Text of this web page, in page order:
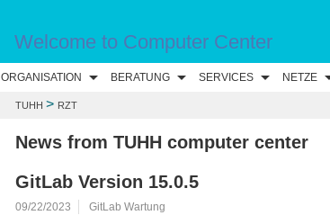
Welcome to Computer Center
ORGANISATION BERATUNG SERVICES NETZE
TUHH > RZT
News from TUHH computer center
GitLab Version 15.0.5
09/22/2023 GitLab Wartung